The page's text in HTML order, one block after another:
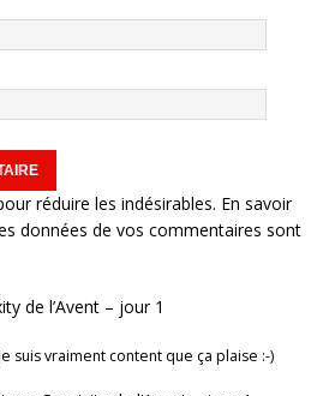
réduire les indésirables. En savoir
données de vos commentaires sont
de l’Avent – jour 1
suis vraiment content que ça plaise :-)